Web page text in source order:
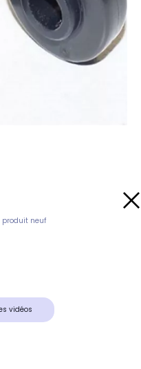
neuf
vidéos